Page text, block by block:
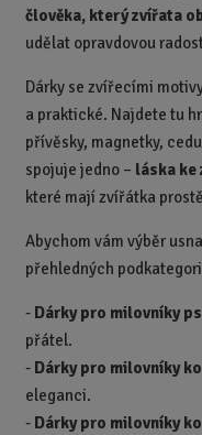
člověka, který zvířata
udělat opravdovou
Dárky se zvířecími
a praktické. Najdete tu
přívěsky, magnetky,
spojuje jedno – láska ke
které mají zvířátka
Abychom vám výběr
přehledných
- Dárky pro milovníky
přátel.
- Dárky pro milovníky
eleganci.
- Dárky pro milovníky